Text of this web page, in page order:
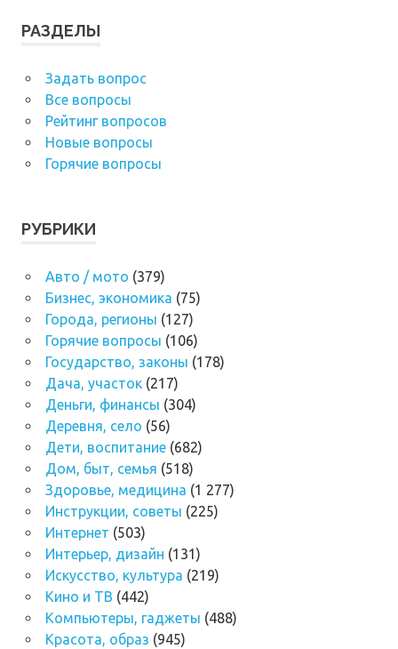
РАЗДЕЛЫ
Задать вопрос
Все вопросы
Рейтинг вопросов
Новые вопросы
Горячие вопросы
РУБРИКИ
Авто / мото (379)
Бизнес, экономика (75)
Города, регионы (127)
Горячие вопросы (106)
Государство, законы (178)
Дача, участок(217)
Деньги, финансы (304)
Деревня, село (56)
Дети, воспитание(682)
Дом, быт, семья (518)
Здоровье, медицина (1 277)
Инструкции, советы (225)
Интернет (503)
Интерьер, дизайн (131)
Искусство, культура (219)
Кино и ТВ (442)
Компьютеры, гаджеты (488)
Красота, образ (945)